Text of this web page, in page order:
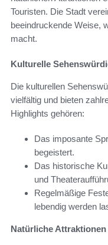
Touristen. Die Stadt
beeindruckende Weise,
macht.
Kulturelle
Die kulturellen
vielfältig und bieten
Highlights gehören:
Das imposante
begeistert.
Das historische
und
Regelmäßige
lebendig werden
Natürliche